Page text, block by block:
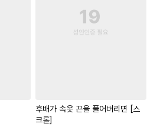
후배가 속옷 끈을 풀어버리면 [스
크롤]